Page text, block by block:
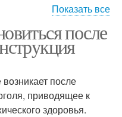
коронавируса
Показать все
после
после
приводящее к
здоровья.